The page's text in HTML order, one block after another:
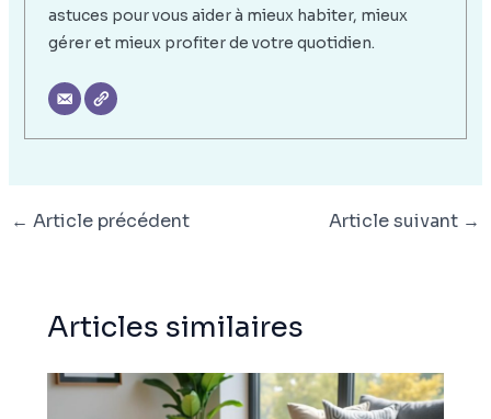
astuces pour vous aider à mieux habiter, mieux
gérer et mieux profiter de votre quotidien.
← Article précédent Article suivant →
Articles similaires